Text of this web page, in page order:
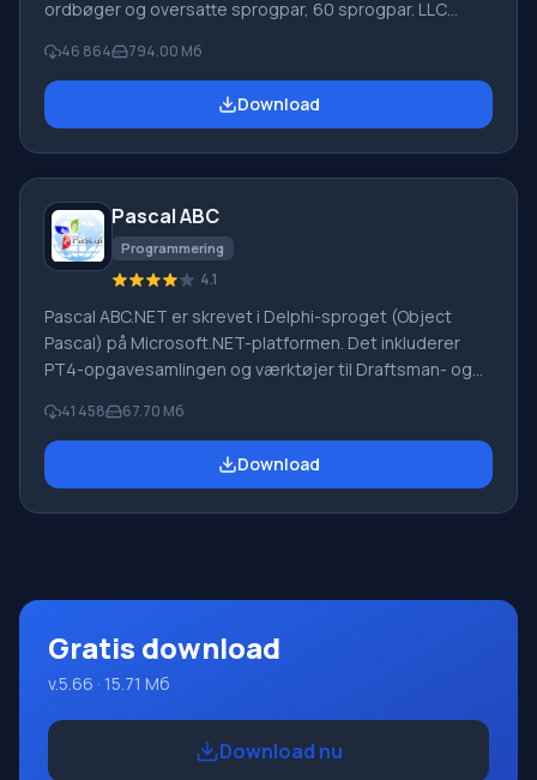
ordbøger og oversatte sprogpar, 60 sprogpar. LLC
oversættelsessystemer til private brugere og
virksomheder. PROMT-software giver oversættelse af
enhver tekst ved hjælp af indbyggede ordbøger,
udenlandsk firma
46 864 794.00 Мб
Download
Pascal ABC
Programmering
4.1
Pascal ABC.NET er skrevet i Delphi-sproget (Object
Pascal) på Microsoft.NET-platformen. Det inkluderer
PT4-opgavesamlingen og værktøjer til Draftsman- og
lærer programmering. Hovedformålet med Pascal
ABC.NET-programmeringssystemet er at studere og
undervise i moderne programmeringssprog. Funktioner
41 458 67.70 Мб
Download
Gratis download
v.5.66 · 15.71 Мб
Download nu